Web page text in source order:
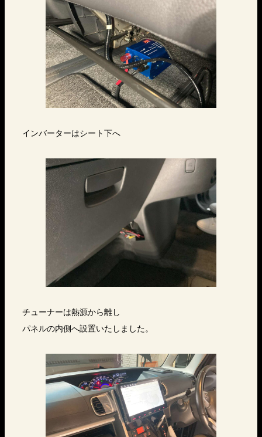
インバーターはシート下へ
チューナーは熱源から離し
パネルの内側へ設置いたしました。